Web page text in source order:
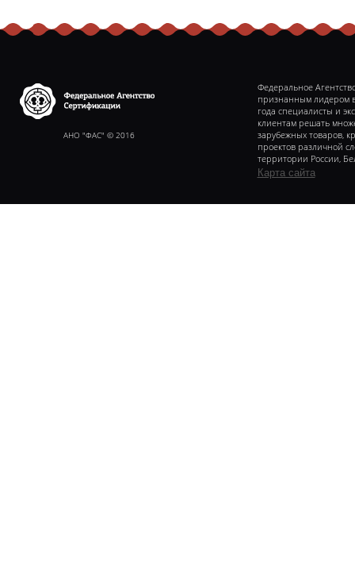
сертификаииАНО "ФАС" © 2016
Федеральное
признанным лидером
года специалисты и
клиентам решать
зарубежных товаров,
проектов различной
территории России,
Карта сайта